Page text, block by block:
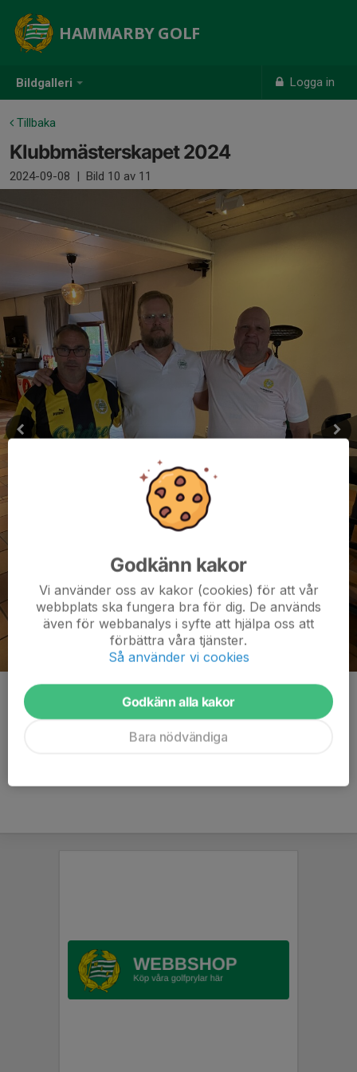
Bildgalleri Logga in
HAMMARBY GOLF
Tillbaka
Klubbmästerskapet 2024
2024-09-08 | Bild 10 av 11
Kenneth Bikoff, Brian Hunter, Harri Lehtonen
Kommentarer
Godkänn kakor
Vi använder oss av kakor (cookies) för att vår
webbplats ska fungera bra för dig. De används
även för webbanalys i syfte att hjälpa oss att
förbättra våra tjänster.
Så använder vi cookies
Godkänn alla kakor
Bara nödvändiga